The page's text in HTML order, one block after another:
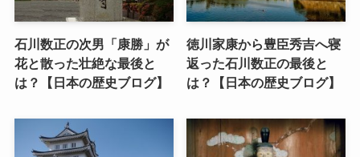
石川数正の次男「康勝」が
花と散った壮絶な最後と
は？【日本の歴史ブログ】
徳川家康から豊臣秀吉へ寝
返った石川数正の最後と
は？【日本の歴史ブログ】